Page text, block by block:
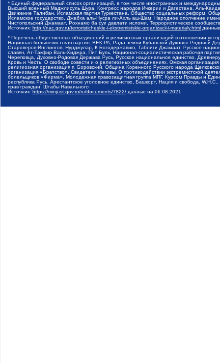
* Единый федеральный список организаций, в том числе иностранных и
Высший военный Маджлисуль Шура, Конгресс народов Ичкерии и Дагестана, Аль-
Движение Талибан, Исламская партия Туркестана, Общество социальных реформ,
Исламское государство, Джабха аль-Нусра ли-Ахль аш-Шам, Народное ополчение
Чистопольский Джамаат, Рохнамо ба суи давлати исломи, Террористическое
Источник: http://nac.gov.ru/terroristicheskie-i-ekstremistskie-organizacii-i-materialy.html
* Перечень общественных объединений и религиозных организаций в отношении
Национал-большевистская партия, ВЕК РА, Рада земли Кубанской Духовно Родовой
Староверов-Инглингов, Нурджулар, К Богодержавию, Таблиги Джамаат, Русское
славян, Ат-Такфир Валь-Хиджра, Пит Буль, Национал-социалистическая рабочая
Череповца, Духовно-Родовая Держава Русь, Русское национальное единство,
Кровь и Честь, О свободе совести и о религиозных объединениях, Омская
религиозная организация п. Боровский, Община Коренного Русского народа
организация «Братство», Свидетели Иеговы, О противодействии экстремистской
болельщиков «Фирма», Молодежная правозащитная группа МПГ, Курсом Правды и
республика Русь, Арестантское уголовное единство, Башкорт, Нация и свобода,
прав граждан, Штабы Навального
Источник: https://minjust.gov.ru/ru/documents/7822/ данные на 06.08.2021